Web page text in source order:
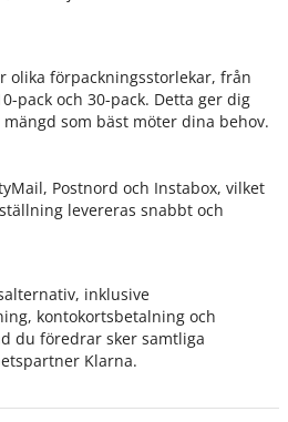
olika förpackningsstorlekar, från
pack och 30-pack. Detta ger dig
som bäst möter dina behov.
Postnord och Instabox, vilket
levereras snabbt och
inklusive
kontokortsbetalning och
du föredrar sker samtliga
Klarna.